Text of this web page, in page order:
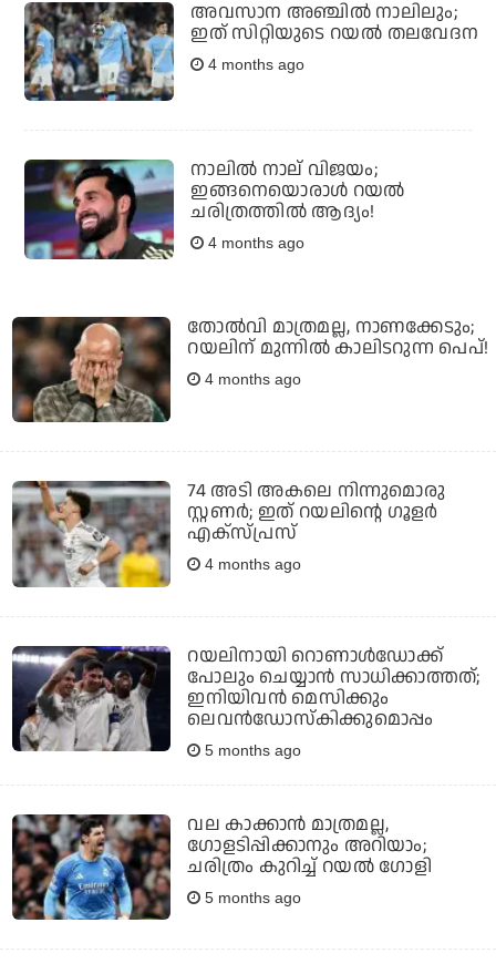
അവസാന അഞ്ചില്‍ നാലിലും;
ഇത് സിറ്റിയുടെ റയല്‍ തലവേദന
4 months ago
നാലില്‍ നാല് വിജയം;
ഇങ്ങനെയൊരാള്‍ റയല്‍
ചരിത്രത്തില്‍ ആദ്യം!
4 months ago
തോല്‍വി മാത്രമല്ല, നാണക്കേടും;
റയലിന് മുന്നില്‍ കാലിടറുന്ന പെപ്!
4 months ago
74 അടി അകലെ നിന്നുമൊരു
സ്റ്റണര്‍; ഇത് റയലിന്റെ ഗൂളര്‍
എക്‌സ്പ്രസ്
4 months ago
റയലിനായി റൊണാള്‍ഡോക്ക്
പോലും ചെയ്യാന്‍ സാധിക്കാത്തത്;
ഇനിയിവന്‍ മെസിക്കും
ലെവന്‍ഡോസ്‌കിക്കുമൊപ്പം
5 months ago
വല കാക്കാൻ മാത്രമല്ല,
ഗോളടിപ്പിക്കാനും അറിയാം;
ചരിത്രം കുറിച്ച് റയല്‍ ഗോളി
5 months ago